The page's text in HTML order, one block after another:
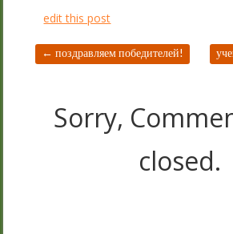
edit this post
← поздравляем победителей!
Sorry,
closed.